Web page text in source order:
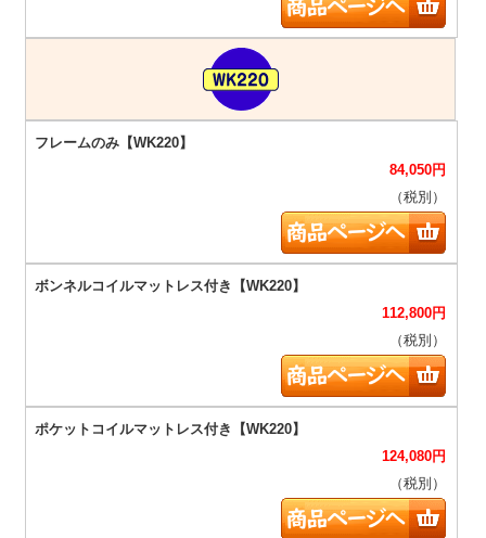
84,050円
（税別）
112,800円
（税別）
124,080円
（税別）